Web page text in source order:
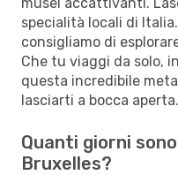
specialità locali di
consigliamo di
Che tu viaggi da solo,
questa incredibile
lasciarti a bocca aperta.
Quanti giorni
Bruxelles?